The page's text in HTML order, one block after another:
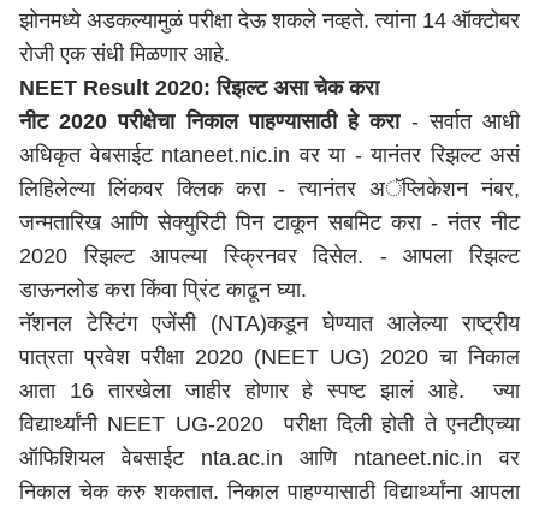
झोनमध्ये अडकल्यामुळं परीक्षा देऊ शकले नव्हते. त्यांना 14 ऑक्टोबर
रोजी एक संधी मिळणार आहे.
NEET Result 2020: रिझल्ट असा चेक करा
नीट 2020 परीक्षेचा निकाल पाहण्यासाठी हे करा - सर्वात आधी
अधिकृत वेबसाईट ntaneet.nic.in वर या - यानंतर रिझल्ट असं
लिहिलेल्या लिंकवर क्लिक करा - त्यानंतर अॅप्लिकेशन नंबर,
जन्मतारिख आणि सेक्युरिटी पिन टाकून सबमिट करा - नंतर नीट
2020 रिझल्ट आपल्या स्क्रिनवर दिसेल. - आपला रिझल्ट
डाऊनलोड करा किंवा प्रिंट काढून घ्या.
नॅशनल टेस्टिंग एजेंसी (NTA)कडून घेण्यात आलेल्या राष्ट्रीय
पात्रता प्रवेश परीक्षा 2020 (NEET UG) 2020 चा निकाल
आता 16 तारखेला जाहीर होणार हे स्पष्ट झालं आहे. ज्या
विद्यार्थ्यांनी NEET UG-2020 परीक्षा दिली होती ते एनटीएच्या
ऑफिशियल वेबसाईट nta.ac.in आणि ntaneet.nic.in वर
निकाल चेक करु शकतात. निकाल पाहण्यासाठी विद्यार्थ्यांना आपला